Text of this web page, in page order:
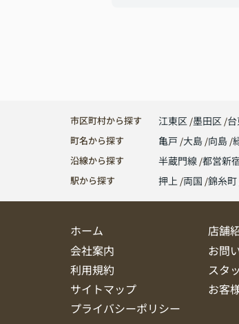
市区町村から探す 江東区 墨田区
町名から探す 亀戸 大島 向島
沿線から探す 半蔵門線 都営新
駅から探す 押上 両国 錦糸町
ホーム 店舗
会社案内
お問
利用規約
スタ
サイトマップ
お客
プライバシーポリシー